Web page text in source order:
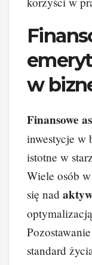
w
Finansowe
inwestycje w
istotne w
Wiele osób
się nad
standard